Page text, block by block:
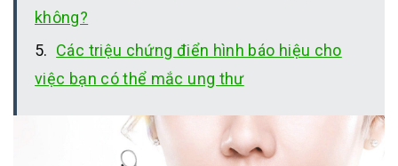
không?
Các triệu chứng điển hình báo hiệu cho
việc bạn có thể mắc ung thư